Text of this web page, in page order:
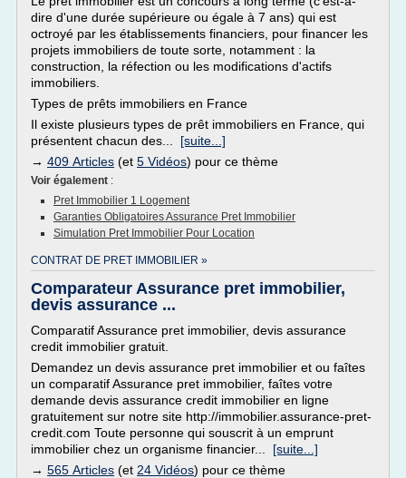
dire d'une durée supérieure ou égale à 7 ans) qui est
octroyé par les établissements financiers, pour financer les
projets immobiliers de toute sorte, notamment : la
construction, la réfection ou les modifications d'actifs
immobiliers.
Types de prêts immobiliers en France
Il existe plusieurs types de prêt immobiliers en France, qui
présentent chacun des... [suite...]
→ 409 Articles (et 5 Vidéos) pour ce thème
Voir également :
Pret Immobilier 1 Logement
Garanties Obligatoires Assurance Pret Immobilier
Simulation Pret Immobilier Pour Location
CONTRAT DE PRET IMMOBILIER »
Comparateur Assurance pret immobilier,
devis assurance ...
Comparatif Assurance pret immobilier, devis assurance
credit immobilier gratuit.
Demandez un devis assurance pret immobilier et ou faîtes
un comparatif Assurance pret immobilier, faîtes votre
demande devis assurance credit immobilier en ligne
gratuitement sur notre site http://immobilier.assurance-pret-
credit.com Toute personne qui souscrit à un emprunt
immobilier chez un organisme financier... [suite...]
→ 565 Articles (et 24 Vidéos) pour ce thème